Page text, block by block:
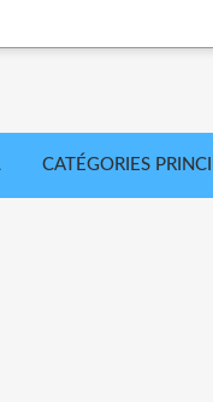
CATÉGORIES